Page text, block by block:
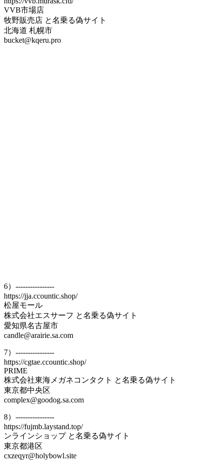
VVB市場店
牧野販売店 と名乗る偽サイト
北海道 札幌市
bucket@kqeru.pro
6）----------------
https://jja.ccountic.shop/
松屋モール
株式会社エスサーフ と名乗る偽サイト
愛知県名古屋市
candle@arairie.sa.com
7）----------------
https://cgtae.ccountic.shop/
PRIME
株式会社東海メガネコンタクト と名乗る偽サイト
東京都中央区
complex@goodog.sa.com
8）----------------
https://fujmb.laystand.top/
ンラインショップ と名乗る偽サイト
東京都港区
cxzeqyr@holybowl.site